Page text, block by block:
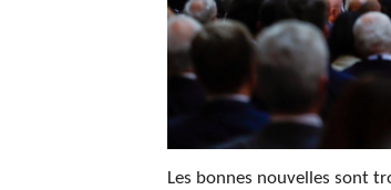
Les bonnes nouvelles sont